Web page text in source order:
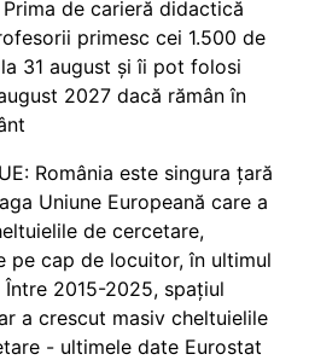
Prima de carieră didactică
primesc cei 1.500 de
31 august și îi pot folosi
2027 dacă rămân în
România este singura țară
Uniune Europeană care a
de cercetare,
pe cap de locuitor, în ultimul
Între 2015-2025, spațiul
a crescut masiv cheltuielile
- ultimele date Eurostat